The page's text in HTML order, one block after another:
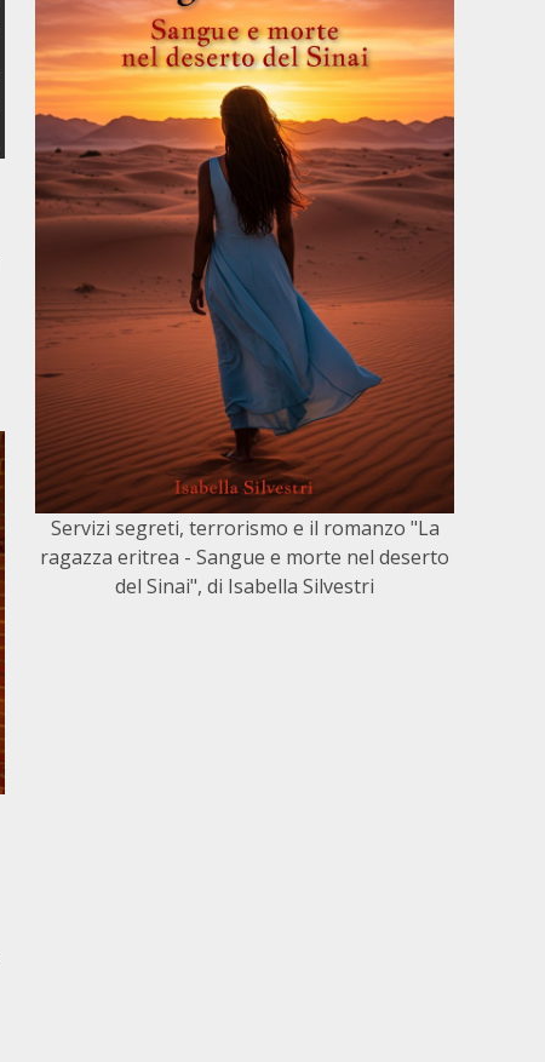
Servizi segreti, terrorismo e il romanzo "La
ragazza eritrea - Sangue e morte nel deserto
del Sinai", di Isabella Silvestri